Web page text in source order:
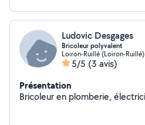
Ludovic Desgages
Bricoleur polyvalent
Loiron-Ruillé (Loiron-Ruillé)
5/5 (3 avis)
Présentation